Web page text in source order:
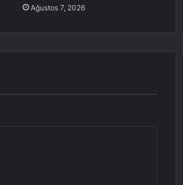
Ağustos 7, 2026